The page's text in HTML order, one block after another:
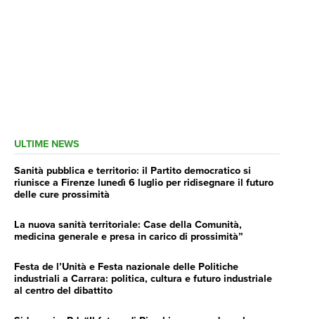
ULTIME NEWS
Sanità pubblica e territorio: il Partito democratico si
riunisce a Firenze lunedì 6 luglio per ridisegnare il futuro
delle cure prossimità
La nuova sanità territoriale: Case della Comunità,
medicina generale e presa in carico di prossimità”
Festa de l’Unità e Festa nazionale delle Politiche
industriali a Carrara: politica, cultura e futuro industriale
al centro del dibattito